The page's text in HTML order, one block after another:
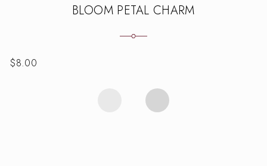
BLOOM PETAL CHARM
$8.00